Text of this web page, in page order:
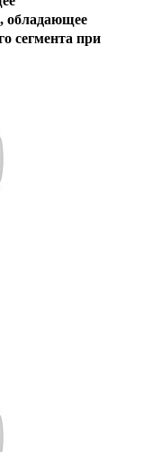
обладающее
сегмента при